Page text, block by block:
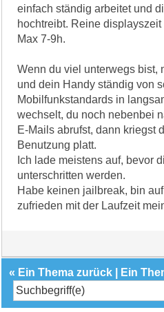
einfach ständig arbeitet und
hochtreibt. Reine
Max 7-9h.
Wenn du viel unterwegs bist,
und dein Handy ständig von
Mobilfunkstandards in
wechselt, du noch nebenbei
E-Mails abrufst, dann kriegst
Benutzung platt.
Ich lade meistens auf, bevor
unterschritten werden.
Habe keinen jailbreak, bin
zufrieden mit der Laufzeit
« Ein Thema zurück Ein